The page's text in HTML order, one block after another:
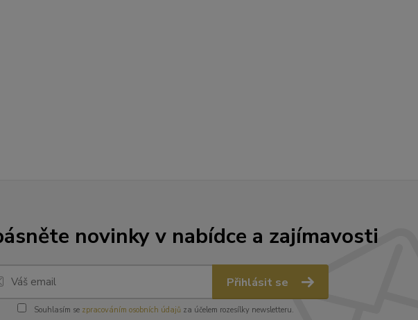
novinky v nabídce a zajímavosti
Přihlásit se
Souhlasím se zpracováním osobních údajůza účelem rozesílky newsletteru.